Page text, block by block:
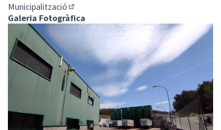
Municipalització
(Enllaç extern)
Galeria Fotogràfica